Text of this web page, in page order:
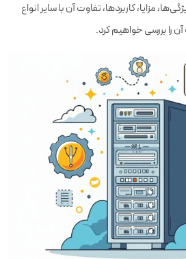
مزایا، کاربردها، تفاوت آن با سایر انواع
را بررسی خواهیم کرد.